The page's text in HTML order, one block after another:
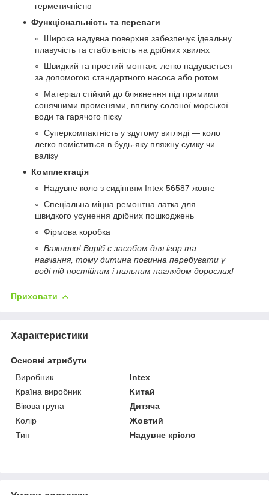
герметичністю
Функціональність та переваги
Широка надувна поверхня забезпечує ідеальну
плавучість та стабільність на дрібних хвилях
Швидкий та простий монтаж: легко надувається
за допомогою стандартного насоса або ротом
Матеріал стійкий до блякнення під прямими
сонячними променями, впливу солоної морської
води та гарячого піску
Суперкомпактність у здутому вигляді — коло
легко поміститься в будь-яку пляжну сумку чи
валізу
Комплектація
Надувне коло з сидінням Intex 56587 жовте
Спеціальна міцна ремонтна латка для
швидкого усунення дрібних пошкоджень
Фірмова коробка
Важливо! Виріб є засобом для ігор та
навчання, тому дитина повинна перебувати у
воді під постійним і пильним наглядом дорослих!
Приховати
Характеристики
Основні атрибути
Виробник
Intex
Країна виробник
Китай
Вікова група
Дитяча
Колір
Жовтий
Тип
Надувне крісло